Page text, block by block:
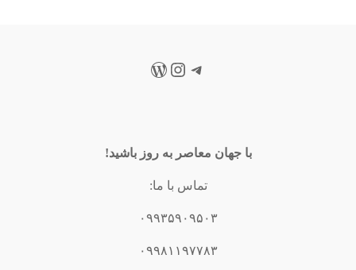
تلگرام
اینستاگرم
وردپرس
با جهان معاصر به روز باشید!
تماس با ما:
۰۹۹۳۵۹۰۹۵۰۳
۰۹۹۸۱۱۹۷۷۸۳